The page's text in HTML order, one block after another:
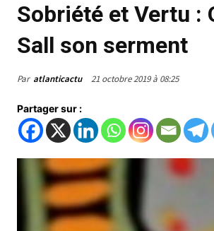
Sobriété et Vertu :
Sall son serment
Par atlanticactu 21 octobre 2019 à 08:25
Partager sur :